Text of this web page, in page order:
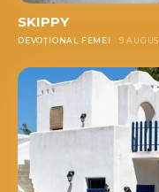
SKIPPY
DEVOȚIONAL FEMEI 9